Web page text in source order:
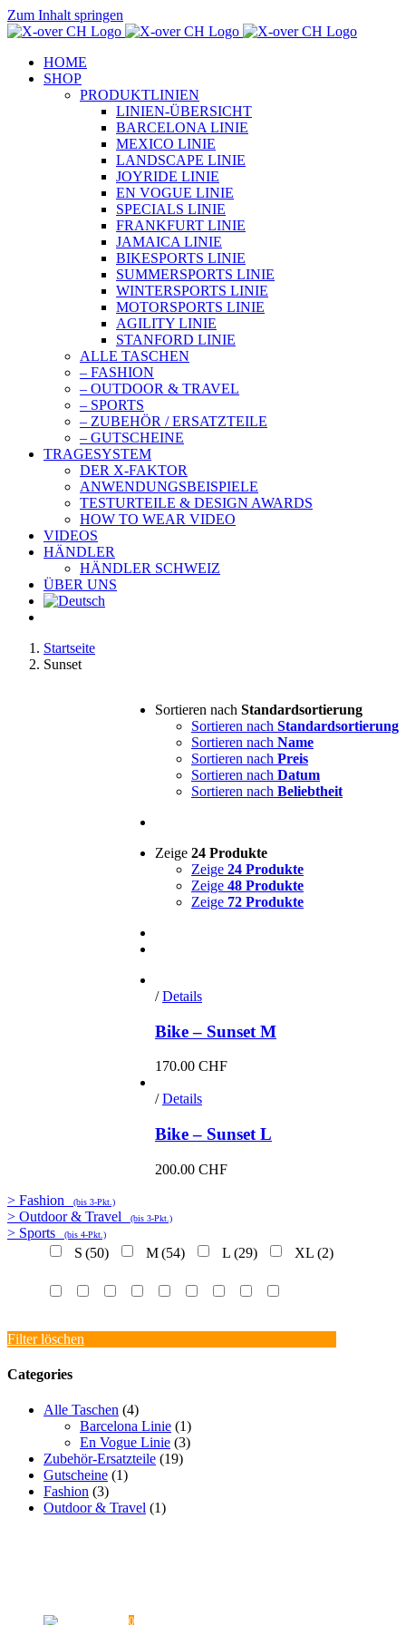
Zum Inhalt springen
HOME
SHOP
PRODUKTLINIEN
LINIEN-ÜBERSICHT
BARCELONA LINIE
MEXICO LINIE
LANDSCAPE LINIE
JOYRIDE LINIE
EN VOGUE LINIE
SPECIALS LINIE
FRANKFURT LINIE
JAMAICA LINIE
BIKESPORTS LINIE
SUMMERSPORTS LINIE
WINTERSPORTS LINIE
MOTORSPORTS LINIE
AGILITY LINIE
STANFORD LINIE
ALLE TASCHEN
– FASHION
– OUTDOOR & TRAVEL
– SPORTS
– ZUBEHÖR / ERSATZTEILE
– GUTSCHEINE
TRAGESYSTEM
DER X-FAKTOR
ANWENDUNGSBEISPIELE
TESTURTEILE & DESIGN AWARDS
HOW TO WEAR VIDEO
VIDEOS
HÄNDLER
HÄNDLER SCHWEIZ
ÜBER UNS
Startseite
Sunset
Sortieren nach Standardsortierung
Sortieren nach Standardsortierung
Sortieren nach Name
Sortieren nach Preis
Sortieren nach Datum
Sortieren nach Beliebtheit
Zeige 24 Produkte
Zeige 24 Produkte
Zeige 48 Produkte
Zeige 72 Produkte
/ Details
Bike – Sunset M
170.00 CHF
/ Details
Bike – Sunset L
200.00 CHF
> Fashion (bis 3-Pkt.)
> Outdoor & Travel (bis 3-Pkt.)
> Sports (bis 4-Pkt.)
S (50) M(54) L (29) XL (2)
Filter löschen
Categories
Alle Taschen (4)
Barcelona Linie (1)
En Vogue Linie (3)
Zubehör-Ersatzteile (19)
Gutscheine (1)
Fashion (3)
Outdoor & Travel (1)
0